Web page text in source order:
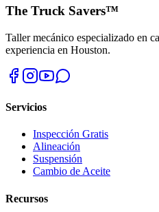
The Truck Savers™
Taller mecánico especializado en
experiencia en Houston.
Servicios
Inspección Gratis
Alineación
Suspensión
Cambio de Aceite
Recursos